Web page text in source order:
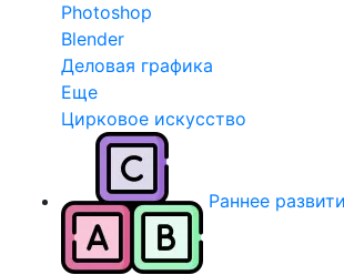
Photoshop
Blender
Деловая графика
Еще
Цирковое искусство
Раннее